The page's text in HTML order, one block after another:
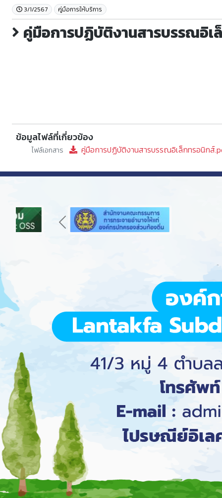
3/1/2567 คู่มือการให้บริการ
คู่มือการปฏิบัติงานสารบรรณอิเ
ข้อมูลไฟล์ที่เกี่ยวข้อง
ไฟล์เอกสาร คู่มือการปฏิบัติงานสารบรรณอิเล็กทรอนิกส์
Previous